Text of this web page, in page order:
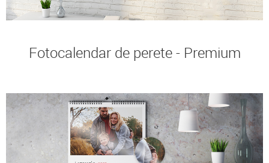
Fotocalendar de perete - Premium